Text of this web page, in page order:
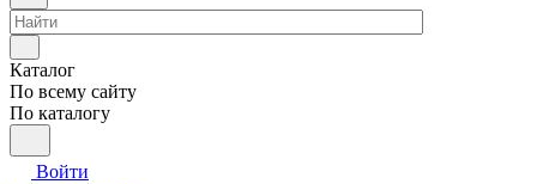
Каталог
По всему сайту
По каталогу
Войти